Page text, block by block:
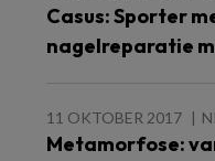
Casus: Sporter
nagelreparatie
11 OKTOBER 2017
Metamorfose: